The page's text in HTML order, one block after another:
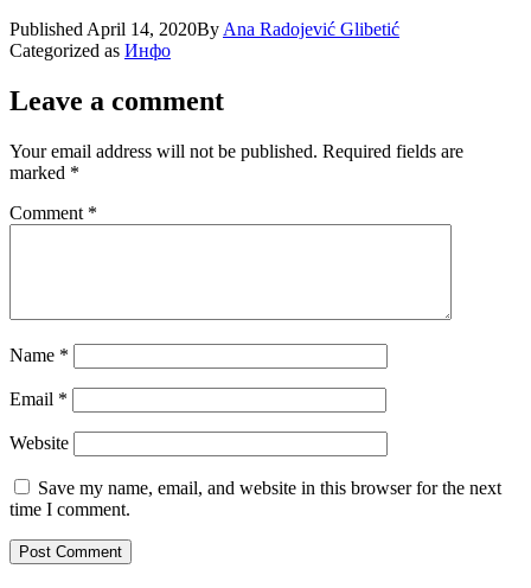
Published April 14, 2020By Ana Radojević Glibetić
Categorized as Инфо
Leave a comment
Your email address will not be published. Required fields are
marked *
Comment *
Name *
Email *
Website
Save my name, email, and website in this browser for the next
time I comment.